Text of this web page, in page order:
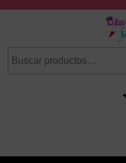
Cuando hay resultados